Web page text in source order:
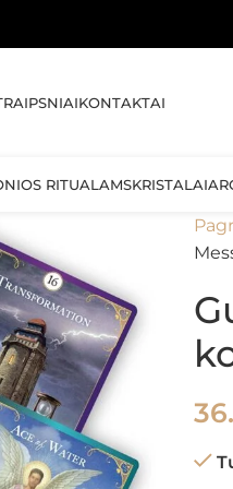
KONTAKTAI
RITUALAMSKRISTALAI